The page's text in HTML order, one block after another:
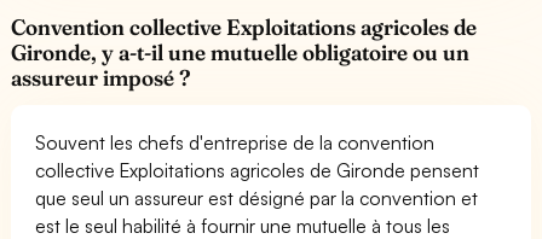
Convention collective Exploitations agricoles de
Gironde, y a-t-il une mutuelle obligatoire ou un
assureur imposé ?
Souvent les chefs d'entreprise de la convention
collective Exploitations agricoles de Gironde pensent
que seul un assureur est désigné par la convention et
est le seul habilité à fournir une mutuelle à tous les